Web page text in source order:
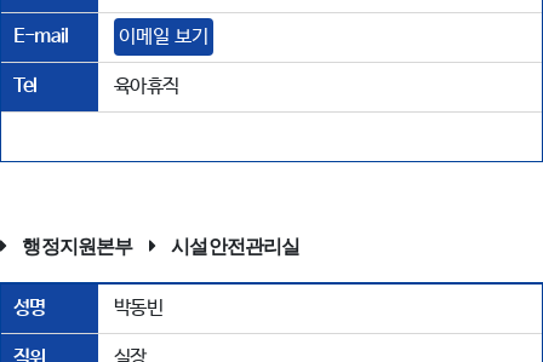
E-mail 이메일 보기
Tel 육아휴직
행정지원본부 시설안전관리실
성명 박동빈